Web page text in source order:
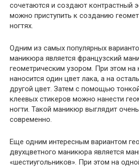
сочетаются и создают контрастный
можно приступить к созданию
ногтях.
Одним из самых популярных
маникюра является французский
геометрическим узором. При этом на
наносится один цвет лака, а на
другой цвет. Затем с помощью
клеевых стикеров можно нанести
ногти. Такой маникюр выглядит
современно.
Еще одним интересным вариантом
двухцветного маникюра является
«шестиугольников». При этом на